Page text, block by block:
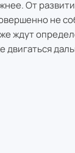
От
не
ждут
двигаться